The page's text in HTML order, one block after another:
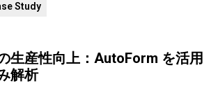
Study
】
生産性向上：AutoForm を活用
解析